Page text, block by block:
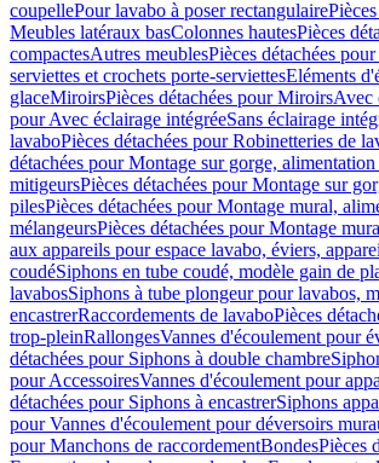
coupellePour lavabo à poser rectangulaire
Meubles latéraux basColonnes hautesPièces
compactesAutres meublesPièces détachées
serviettes et crochets porte-serviettesEléments
glaceMiroirsPièces détachées pour MiroirsAvec
pour Avec éclairage intégréeSans éclairage
lavaboPièces détachées pour Robinetteries de
détachées pour Montage sur gorge,
mitigeursPièces détachées pour Montage sur
pilesPièces détachées pour Montage mural,
mélangeursPièces détachées pour Montage
aux appareils pour espace lavabo, éviers,
coudéSiphons en tube coudé, modèle gain de
lavabosSiphons à tube plongeur pour lavabos,
encastrerRaccordements de lavaboPièces
trop-pleinRallongesVannes d'écoulement pour
détachées pour Siphons à double chambre
pour AccessoiresVannes d'écoulement pour
détachées pour Siphons à encastrerSiphons
pour Vannes d'écoulement pour déversoirs
pour Manchons de raccordementBondesPièces